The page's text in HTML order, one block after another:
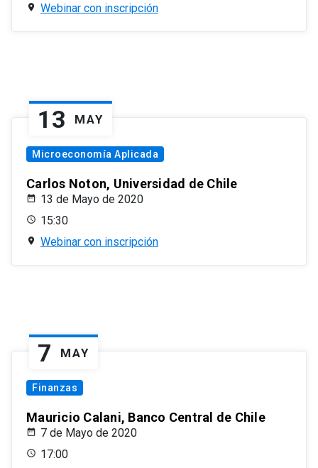
Webinar con inscripción
13 MAY
Microeconomía Aplicada
Carlos Noton, Universidad de Chile
13 de Mayo de 2020
15:30
Webinar con inscripción
7 MAY
Finanzas
Mauricio Calani, Banco Central de Chile
7 de Mayo de 2020
17:00